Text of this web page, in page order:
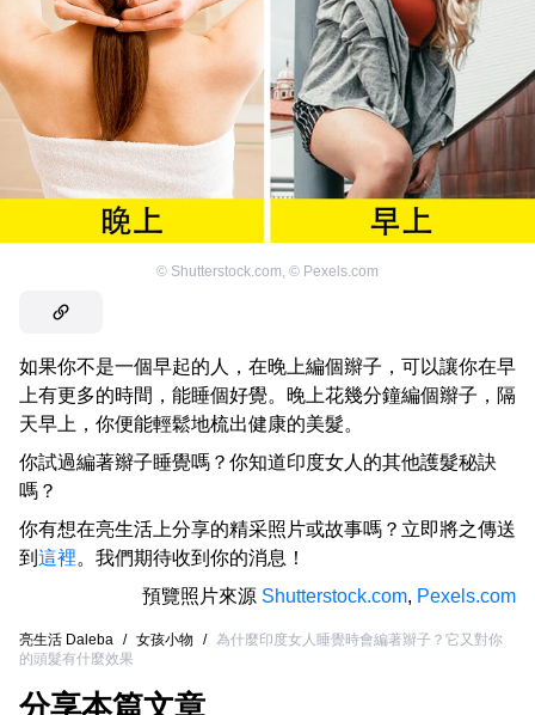
© Shutterstock.com, © Pexels.com
如果你不是一個早起的人，在晚上編個辮子，可以讓你在早
上有更多的時間，能睡個好覺。晚上花幾分鐘編個辮子，隔
天早上，你便能輕鬆地梳出健康的美髮。
你試過編著辮子睡覺嗎？你知道印度女人的其他護髮秘訣
嗎？
你有想在亮生活上分享的精采照片或故事嗎？立即將之傳送
到 這裡。我們期待收到你的消息！
預覽照片來源 Shutterstock.com, Pexels.com
亮生活 Daleba / 女孩小物 / 為什麼印度女人睡覺時會編著辮子？它又對你
的頭髮有什麼效果
分享本篇文章